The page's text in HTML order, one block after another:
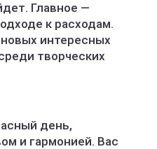
Главное —
к расходам.
интересных
творческих
день,
и гармонией. Вас